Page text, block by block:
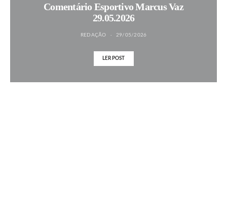
Comentário Esportivo Marcus Vaz
29.05.2026
REDAÇÃO 29/05/2026
LER POST